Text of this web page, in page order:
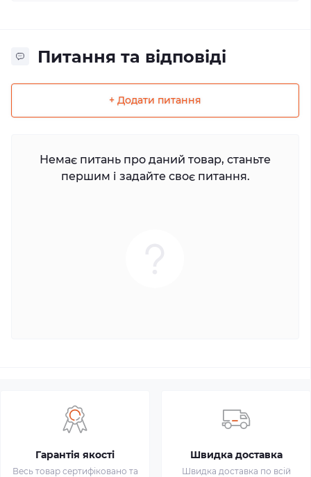
Питання та відповіді
+ Додати питання
Немає питань про даний товар, станьте
першим і задайте своє питання.
Гарантія якості
Весь товар сертифіковано та
Швидка доставка
Швидка доставка по всій